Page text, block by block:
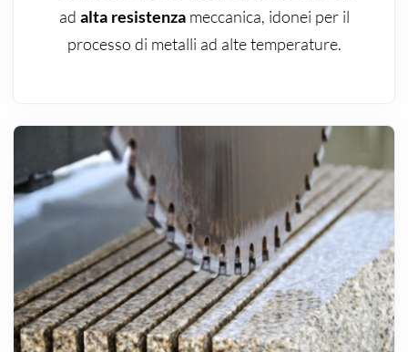
ad alta resistenzameccanica, idonei per il
processo di metalli ad alte temperature.